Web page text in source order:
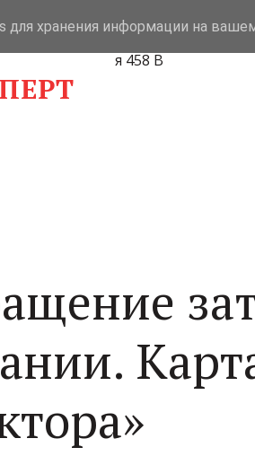
Компания "Бизнес-
я 458 В
для хранения информации на